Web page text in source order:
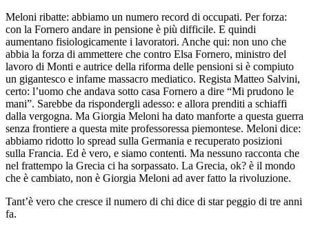
Meloni ribatte: abbiamo un numero record di occupati. Per forza:
con la Fornero andare in pensione è più difficile. E quindi
aumentano fisiologicamente i lavoratori. Anche qui: non uno che
abbia la forza di ammettere che contro Elsa Fornero, ministro del
lavoro di Monti e autrice della riforma delle pensioni si è compiuto
un gigantesco e infame massacro mediatico. Regista Matteo Salvini,
certo: l’uomo che andava sotto casa Fornero a dire “Mi prudono le
mani”. Sarebbe da rispondergli adesso: e allora prenditi a schiaffi
dalla vergogna. Ma Giorgia Meloni ha dato manforte a questa guerra
senza frontiere a questa mite professoressa piemontese. Meloni dice:
abbiamo ridotto lo spread sulla Germania e recuperato posizioni
sulla Francia. Ed è vero, e siamo contenti. Ma nessuno racconta che
nel frattempo la Grecia ci ha sorpassato. La Grecia, ok? è il mondo
che è cambiato, non è Giorgia Meloni ad aver fatto la rivoluzione.
Tant’è vero che cresce il numero di chi dice di star peggio di tre anni
fa.